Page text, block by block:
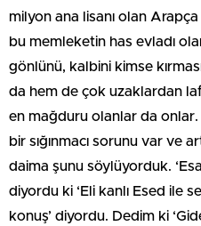
milyon ana lisanı olan
bu memleketin has evladı
gönlünü, kalbini kimse
da hem de çok uzaklardan
en mağduru olanlar da onlar.
bir sığınmacı sorunu var ve
daima şunu söylüyorduk.
diyordu ki ‘Eli kanlı Esed ile
konuş’ diyordu. Dedim ki